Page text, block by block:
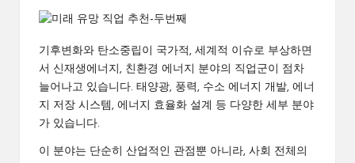
기후변화와 탄소중립이 국가적, 세계적 이슈로 부상하면
서 신재생에너지, 친환경 에너지 분야의 직업군이 점차
늘어나고 있습니다. 태양광, 풍력, 수소 에너지 개발, 에너
지 저장 시스템, 에너지 효율화 설계 등 다양한 세부 분야
가 있습니다.
이 분야는 단순히 산업적인 관점뿐 아니라, 사회 전체의